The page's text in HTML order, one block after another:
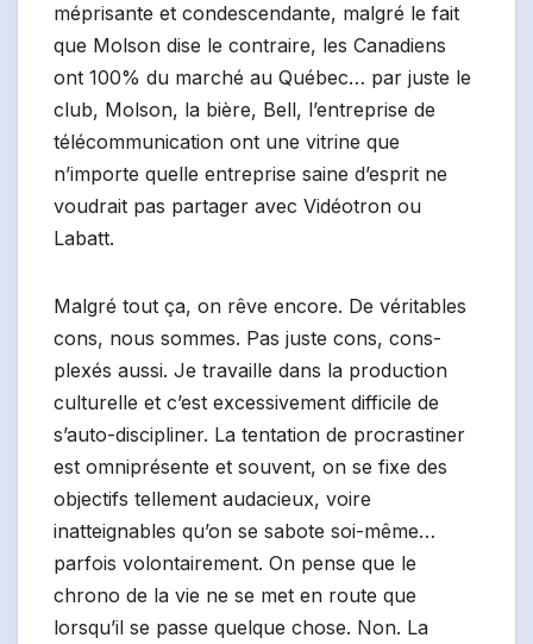
méprisante et condescendante, malgré le fait
que Molson dise le contraire, les Canadiens
ont 100% du marché au Québec… par juste le
club, Molson, la bière, Bell, l’entreprise de
télécommunication ont une vitrine que
n’importe quelle entreprise saine d’esprit ne
voudrait pas partager avec Vidéotron ou
Labatt.
Malgré tout ça, on rêve encore. De véritables
cons, nous sommes. Pas juste cons, cons-
plexés aussi. Je travaille dans la production
culturelle et c’est excessivement difficile de
s’auto-discipliner. La tentation de procrastiner
est omniprésente et souvent, on se fixe des
objectifs tellement audacieux, voire
inatteignables qu’on se sabote soi-même…
parfois volontairement. On pense que le
chrono de la vie ne se met en route que
lorsqu’il se passe quelque chose. Non. La